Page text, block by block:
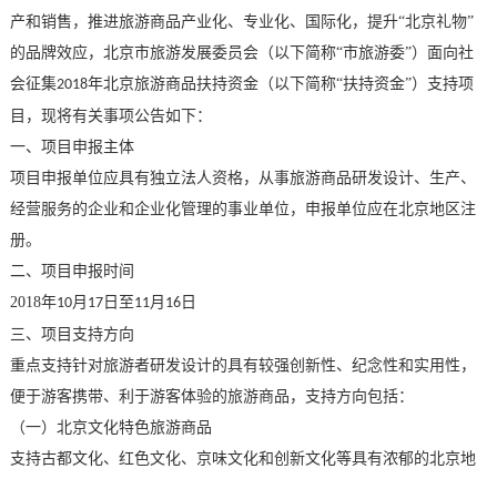
产和销售，推进旅游商品产业化、专业化、国际化，提升“北京礼物”
的品牌效应，北京市旅游发展委员会（以下简称“市旅游委”）面向社
会征集2018年北京旅游商品扶持资金（以下简称“扶持资金”）支持项
目，现将有关事项公告如下：
一、项目申报主体
项目申报单位应具有独立法人资格，从事旅游商品研发设计、生产、
经营服务的企业和企业化管理的事业单位，申报单位应在北京地区注
册。
二、项目申报时间
2018年10月 17日至11月 16日
三、项目支持方向
重点支持针对旅游者研发设计的具有较强创新性、纪念性和实用性，
便于游客携带、利于游客体验的旅游商品，支持方向包括：
（一）北京文化特色旅游商品
支持古都文化、红色文化、京味文化和创新文化等具有浓郁的北京地